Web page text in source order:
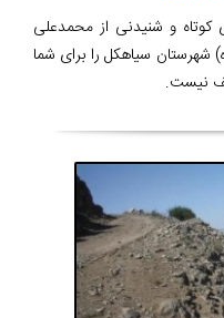
و شنیدنی از محمدعلی
شهرستان سیاهکل را برای شما
نیست.